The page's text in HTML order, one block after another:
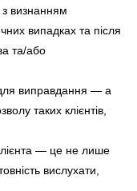
визнанням
випадках та після
та/або
виправдання — а
таких клієнтів,
— це не лише
вислухати,